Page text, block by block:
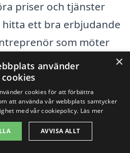
priser och tjänster
ett bra erbjudande
som möter
Du kan enkelt
för att få in flera
processen snabb och
investera tid i att
till att du får bästa pris
×
använder
cookies
cookies för att förbättra
att använda vår webbplats samtycker
med vår cookiepolicy. Läs mer
AVVISA ALLT